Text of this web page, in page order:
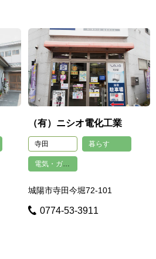
（有）ニシオ電化工業
寺田 暮らす
電気・ガス・水道工事
城陽市寺田今堀72-101
0774-53-3911